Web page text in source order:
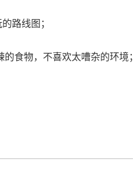
路线图；
食物，不喜欢太嘈杂的环境；